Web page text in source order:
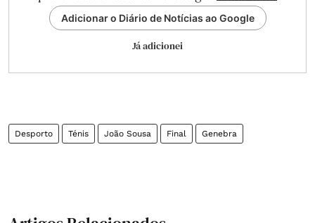
Adicionar o Diário de Notícias ao Google
Já adicionei
Desporto Ténis João Sousa Final Genebra